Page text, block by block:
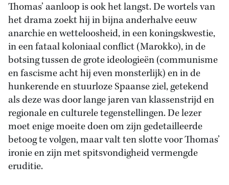
Thomas’ aanloop is ook het langst. De wortels van
het drama zoekt hij in bijna anderhalve eeuw
anarchie en wetteloosheid, in een koningskwestie,
in een fataal koloniaal conflict (Marokko), in de
botsing tussen de grote ideologieën (communisme
en fascisme acht hij even monsterlijk) en in de
hunkerende en stuurloze Spaanse ziel, getekend
als deze was door lange jaren van klassenstrijd en
regionale en culturele tegenstellingen. De lezer
moet enige moeite doen om zijn gedetailleerde
betoog te volgen, maar valt ten slotte voor Thomas’
ironie en zijn met spitsvondigheid vermengde
eruditie.